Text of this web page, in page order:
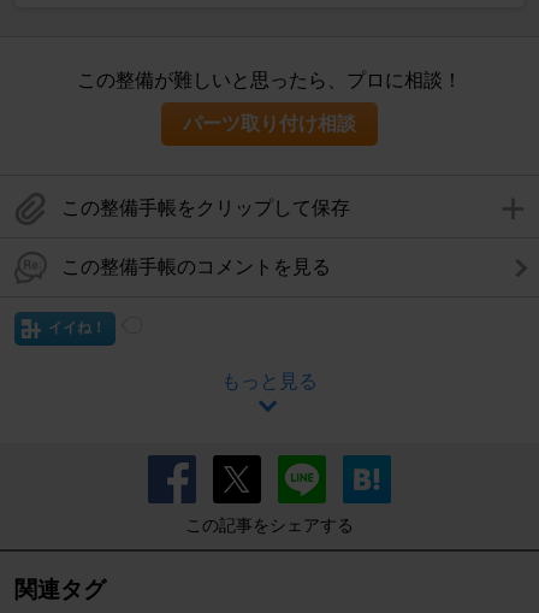
この整備が難しいと思ったら、プロに相談！
パーツ取り付け相談
この整備手帳をクリップして保存
この整備手帳のコメントを見る
イイね！
もっと見る
この記事をシェアする
関連タグ